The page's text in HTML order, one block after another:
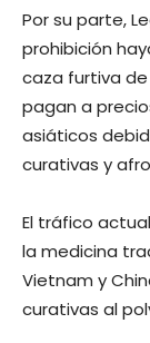
Por su parte,
prohibición
caza furtiva
pagan a
asiáticos
curativas y
El tráfico
la medicina
Vietnam y
curativas al